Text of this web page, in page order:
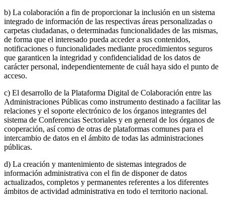
b) La colaboración a fin de proporcionar la inclusión en un sistema
integrado de información de las respectivas áreas personalizadas o
carpetas ciudadanas, o determinadas funcionalidades de las mismas,
de forma que el interesado pueda acceder a sus contenidos,
notificaciones o funcionalidades mediante procedimientos seguros
que garanticen la integridad y confidencialidad de los datos de
carácter personal, independientemente de cuál haya sido el punto de
acceso.
c) El desarrollo de la Plataforma Digital de Colaboración entre las
Administraciones Públicas como instrumento destinado a facilitar las
relaciones y el soporte electrónico de los órganos integrantes del
sistema de Conferencias Sectoriales y en general de los órganos de
cooperación, así como de otras de plataformas comunes para el
intercambio de datos en el ámbito de todas las administraciones
públicas.
d) La creación y mantenimiento de sistemas integrados de
información administrativa con el fin de disponer de datos
actualizados, completos y permanentes referentes a los diferentes
ámbitos de actividad administrativa en todo el territorio nacional.